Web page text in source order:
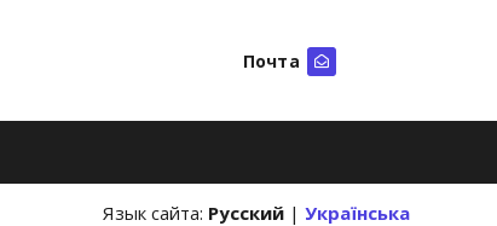
Почта
Язык сайта: Русский | Українська